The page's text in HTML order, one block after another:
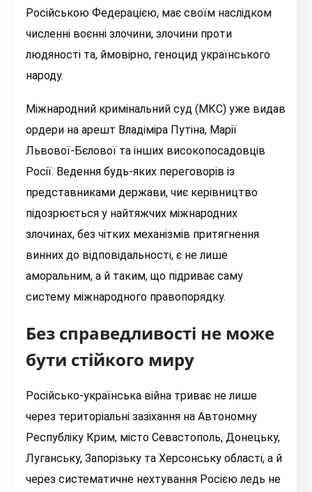
Російською Федерацією, має своїм наслідком
численні воєнні злочини, злочини проти
людяності та, ймовірно, геноцид українського
народу.
Міжнародний кримінальний суд (МКС) уже видав
ордери на арешт Владіміра Путіна, Марії
Львової-Бєлової та інших високопосадовців
Росії. Ведення будь-яких переговорів із
представниками держави, чиє керівництво
підозрюється у найтяжчих міжнародних
злочинах, без чітких механізмів притягнення
винних до відповідальності, є не лише
аморальним, а й таким, що підриває саму
систему міжнародного правопорядку.
Без справедливості не може
бути стійкого миру
Російсько-українська війна триває не лише
через територіальні зазіхання на Автономну
Республіку Крим, місто Севастополь, Донецьку,
Луганську, Запорізьку та Херсонську області, а й
через систематичне нехтування Росією ледь не